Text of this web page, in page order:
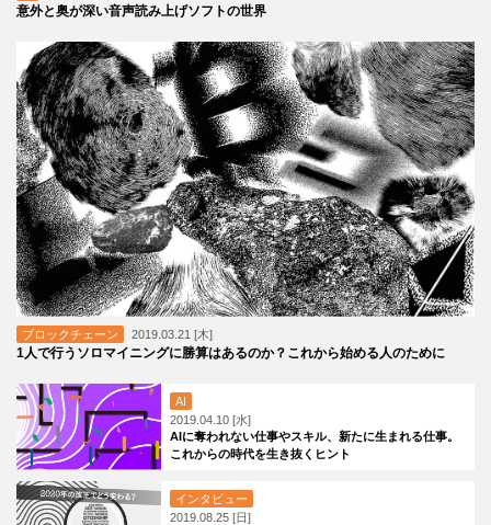
意外と奥が深い音声読み上げソフトの世界
ブロックチェーン 2019.03.21 [木]
1人で行うソロマイニングに勝算はあるのか？これから始める人のために
AI
2019.04.10 [水]
AIに奪われない仕事やスキル、新たに生まれる仕事。
これからの時代を生き抜くヒント
インタビュー
2019.08.25 [日]